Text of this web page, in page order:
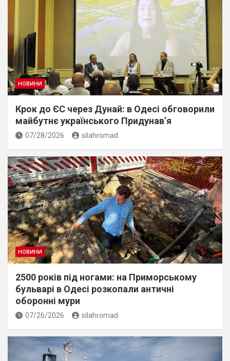
НОВИНИ
Крок до ЄС через Дунай: в Одесі обговорили
майбутнє українського Придунав’я
07/28/2026 silahromad
НОВИНИ
2500 років під ногами: на Приморському
бульварі в Одесі розкопали античні
оборонні мури
07/26/2026 silahromad